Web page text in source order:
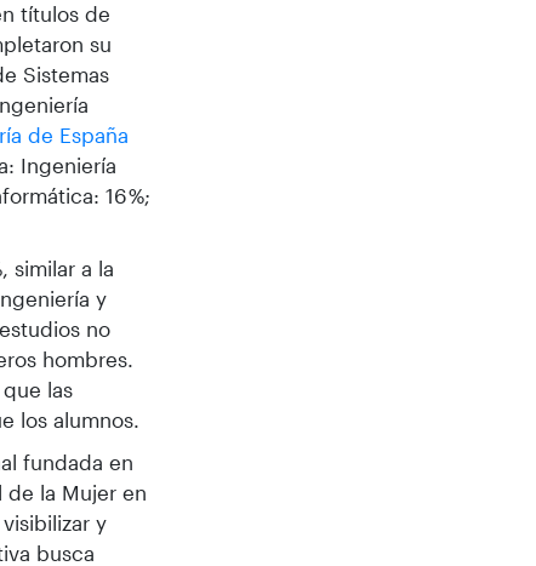
títulos de
su
Sistemas
de España
Ingeniería
16 %;
similar a la
y
no
hombres.
las
los alumnos.
fundada en
de la Mujer en
y
busca